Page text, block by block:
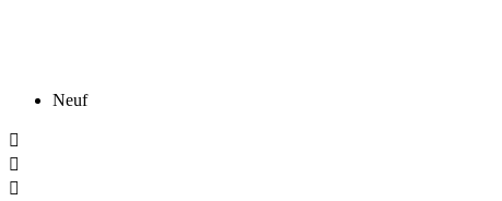
Neuf


